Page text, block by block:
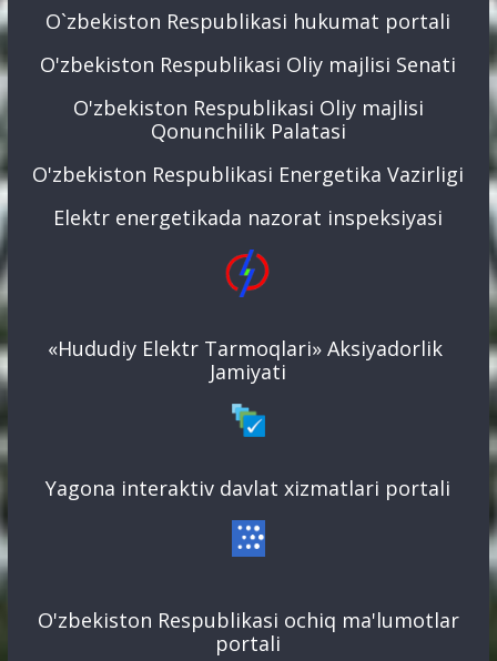
O`zbekiston Respublikasi hukumat portali
O'zbekiston Respublikasi Oliy majlisi Senati
O'zbekiston Respublikasi Oliy majlisi
Qonunchilik Palatasi
O'zbekiston Respublikasi Energetika Vazirligi
Elektr energetikada nazorat inspeksiyasi
«Hududiy Elektr Tarmoqlari» Aksiyadorlik
Jamiyati
Yagona interaktiv davlat xizmatlari portali
O'zbekiston Respublikasi ochiq ma'lumotlar
portali